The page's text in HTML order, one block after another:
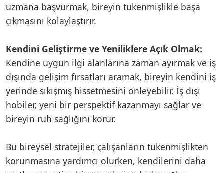
uzmana başvurmak, bireyin tükenmişlikle başa
çıkmasını kolaylaştırır.
Kendini Geliştirme ve Yeniliklere Açık Olmak:
Kendine uygun ilgi alanlarına zaman ayırmak ve iş
dışında gelişim fırsatları aramak, bireyin kendini iş
yerinde sıkışmış hissetmesini önleyebilir. İş dışı
hobiler, yeni bir perspektif kazanmayı sağlar ve
bireyin ruh sağlığını korur.
Bu bireysel stratejiler, çalışanların tükenmişlikten
korunmasına yardımcı olurken, kendilerini daha